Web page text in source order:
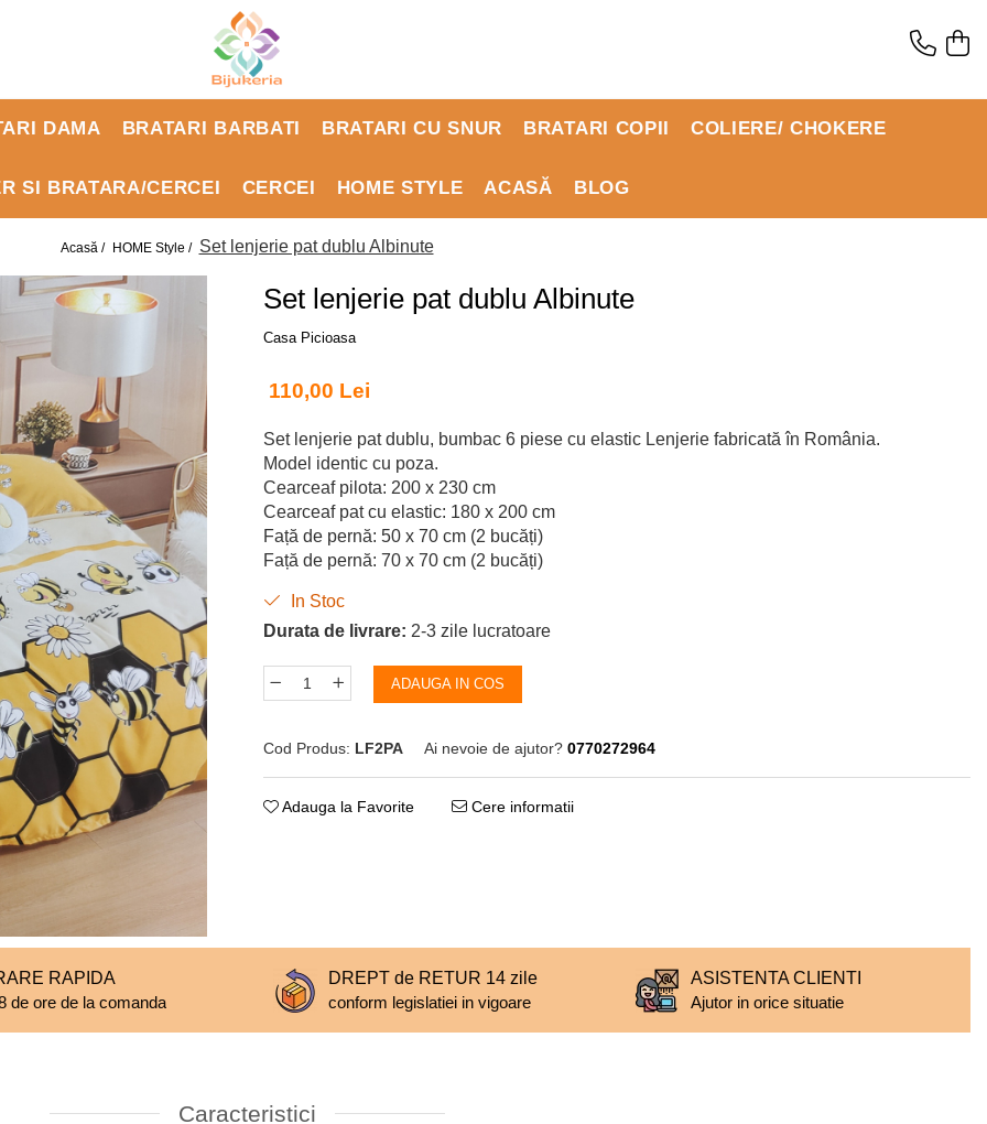
DAMA BRATARI BARBATI BRATARI CU SNUR BRATARI COPII COLIERE/ CHOKERE
SI BRATARA/CERCEI CERCEI HOME STYLE ACASĂ BLOG
Acasă / HOME Style / Set lenjerie pat dublu Albinute
Set lenjerie pat dublu Albinute
Casa Picioasa
110,00 Lei
Set lenjerie pat dublu, bumbac 6 piese cu elastic Lenjerie fabricată în România.
Model identic cu poza.
Cearceaf pilota: 200 x 230 cm
Cearceaf pat cu elastic: 180 x 200 cm
Față de pernă: 50 x 70 cm (2 bucăți)
Față de pernă: 70 x 70 cm (2 bucăți)
In Stoc
Durata de livrare: 2-3 zile lucratoare
ADAUGA IN COS
Cod Produs: LF2PA Ai nevoie de ajutor? 0770272964
Adauga la Favorite Cere informatii
RAPIDA
de ore de la comanda
DREPT de RETUR 14 zile
conform legislatiei in vigoare
ASISTENTA CLIENTI
Ajutor in orice situatie
Caracteristici